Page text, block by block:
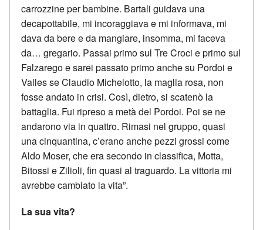
carrozzine per bambine. Bartali guidava una
decapottabile, mi incoraggiava e mi informava, mi
dava da bere e da mangiare, insomma, mi faceva
da… gregario. Passai primo sul Tre Croci e primo sul
Falzarego e sarei passato primo anche su Pordoi e
Valles se Claudio Michelotto, la maglia rosa, non
fosse andato in crisi. Così, dietro, si scatenò la
battaglia. Fui ripreso a metà del Pordoi. Poi se ne
andarono via in quattro. Rimasi nel gruppo, quasi
una cinquantina, c’erano anche pezzi grossi come
Aldo Moser, che era secondo in classifica, Motta,
Bitossi e Zilioli, fin quasi al traguardo. La vittoria mi
avrebbe cambiato la vita”.
La sua vita?